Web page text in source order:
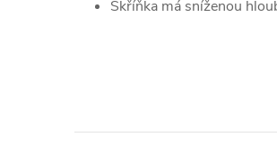
Skříňka má sníženou